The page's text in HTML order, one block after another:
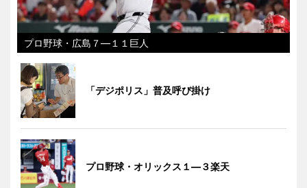
プロ野球・広島７―１１巨人
「デジポリス」普及呼び掛け
プロ野球・オリックス１―３楽天